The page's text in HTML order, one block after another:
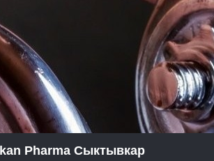
Pharma Сыктывкар